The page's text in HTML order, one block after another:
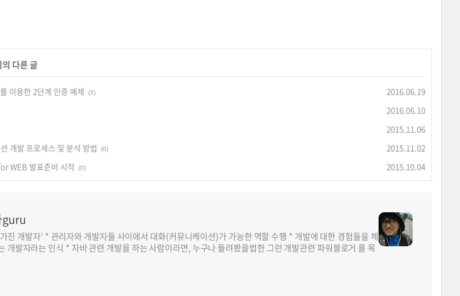
다른 글
이용한 2단계 인증 예제 (3)
2016.06.19
2016.06.10
2015.11.06
개발 프로세스 및 분석 방법
(0)
2015.11.02
WEB 발표준비 시작 (0) 2015.10.04
guru
진 개발자' * 관리자와 개발자들 사이에서 대화(커뮤니케이션)가 가능한 역할 수행 * 개발에 대한 경험들을 체
개발자라는 인식 * 자바 관련 개발을 하는 사람이라면, 누구나 들려봤을법한 그런 개발관련 파워블로거 를 목